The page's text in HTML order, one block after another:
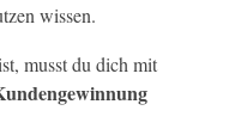
wissen.
musst du dich mit